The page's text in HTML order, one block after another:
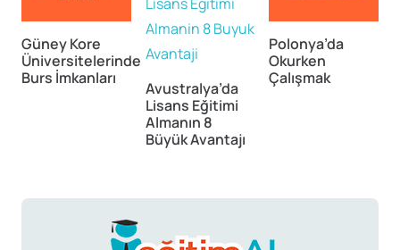
Güney Kore
Üniversitelerinde
Burs İmkanları
Avustralya’da
Lisans Eğitimi
Almanın 8
Büyük Avantajı
Polonya’da
Okurken
Çalışmak